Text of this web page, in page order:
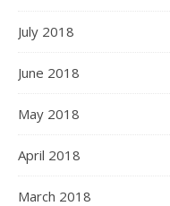
July 2018
June 2018
May 2018
April 2018
March 2018